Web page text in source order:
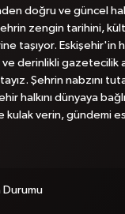
doğru ve güncel
zengin tarihini,
taşıyor. Eskişehir'in
derinlikli gazetecilik
Şehrin nabzını
halkını dünyaya
kulak verin, gündemi
Durumu